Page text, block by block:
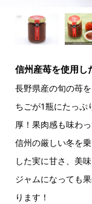
信州産苺を使用し
長野県産の旬の苺
ちごが1瓶にたっぷ
厚！果肉感も味わ
信州の厳しい冬を
した実に甘さ、美
ジャムになっても
ります！